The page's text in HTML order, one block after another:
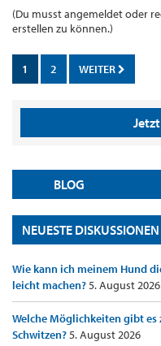
(Du musst angemeldet oder
erstellen zu können.)
1 2 WEITER
BLOG
NEUESTE DISKUSSIONEN
Wie kann ich meinem Hund
leicht machen?5. August 2026
Welche Möglichkeiten gibt
Schwitzen?5. August 2026